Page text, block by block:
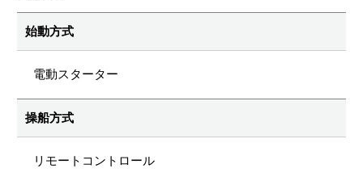
始動方式
電動スターター
操船方式
リモートコントロール